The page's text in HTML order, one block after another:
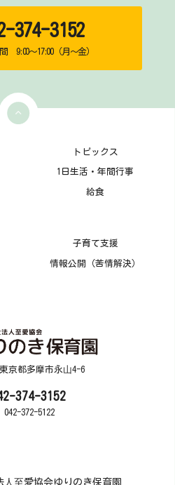
374-3152
9:00～17:00（月～金）
トピックス
1日生活・年間行事
給食
子育て支援
情報公開（苦情解決）
京都多摩市永⼭4-6
374-3152
372-5122
⼈⾄愛協会ゆりのき保育園